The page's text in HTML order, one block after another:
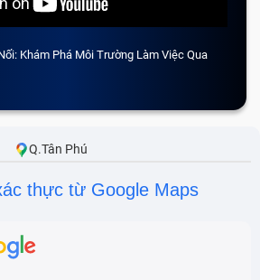
Khám Phá Môi Trường Làm Việc Qua
Q.Tân Phú
thực từ Google Maps